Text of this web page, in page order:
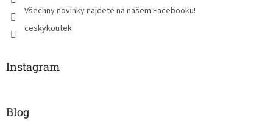
Všechny novinky najdete na našem Facebooku!
ceskykoutek
Instagram
Blog